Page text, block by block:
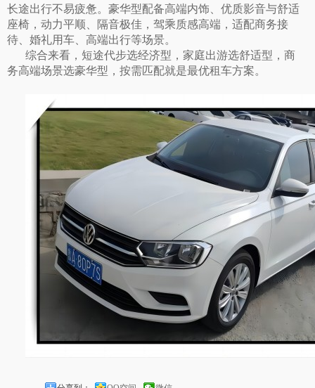
长途出行不易疲惫。豪华型配备高端内饰、优质影音与舒适
座椅，动力平顺、隔音极佳，驾乘质感高端，适配商务接
待、婚礼用车、高端出行等场景。
综合来看，短途代步选经济型，家庭出游选舒适型，商
务高端场景选豪华型，按需匹配就是最优租车方案。